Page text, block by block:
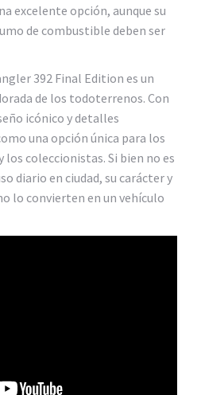
excelente opción, aunque su
de combustible deben ser
392 Final Edition es un
de los todoterrenos. Con
icónico y detalles
una opción única para los
los coleccionistas. Si bien no es
diario en ciudad, su carácter y
lo convierten en un vehículo